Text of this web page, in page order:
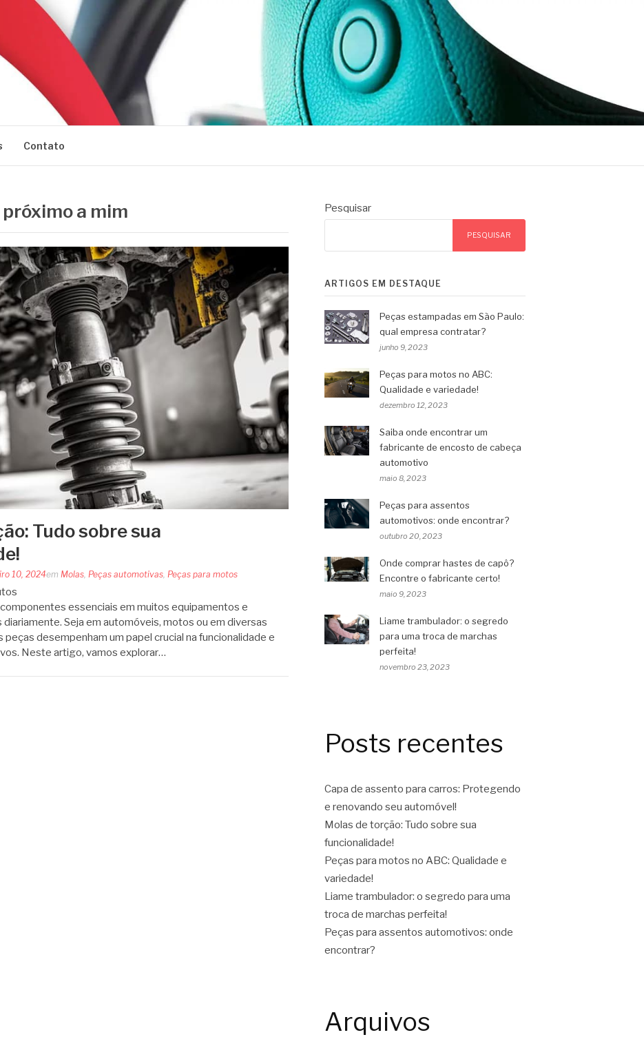
Contato
a mim
Tudo sobre sua
10, 2024em Molas, Peças automotivas, Peças para motos
essenciais em muitos equipamentos e
diariamente. Seja em automóveis, motos ou em diversas
desempenham um papel crucial na funcionalidade e
Neste artigo, vamos explorar…
Pesquisar
PESQUISAR
ARTIGOS EM DESTAQUE
Peças estampadas em São Paulo:
qual empresa contratar?
junho 9, 2023
Peças para motos no ABC:
Qualidade e variedade!
dezembro 12, 2023
Saiba onde encontrar um
fabricante de encosto de cabeça
automotivo
maio 8, 2023
Peças para assentos
automotivos: onde encontrar?
outubro 20, 2023
Onde comprar hastes de capô?
Encontre o fabricante certo!
maio 9, 2023
Liame trambulador: o segredo
para uma troca de marchas
perfeita!
novembro 23, 2023
Posts recentes
Capa de assento para carros: Protegendo
e renovando seu automóvel!
Molas de torção: Tudo sobre sua
funcionalidade!
Peças para motos no ABC: Qualidade e
variedade!
Liame trambulador: o segredo para uma
troca de marchas perfeita!
Peças para assentos automotivos: onde
encontrar?
Arquivos